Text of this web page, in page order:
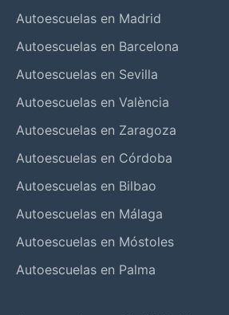
Autoescuelas en Madrid
Autoescuelas en Barcelona
Autoescuelas en Sevilla
Autoescuelas en València
Autoescuelas en Zaragoza
Autoescuelas en Córdoba
Autoescuelas en Bilbao
Autoescuelas en Málaga
Autoescuelas en Móstoles
Autoescuelas en Palma